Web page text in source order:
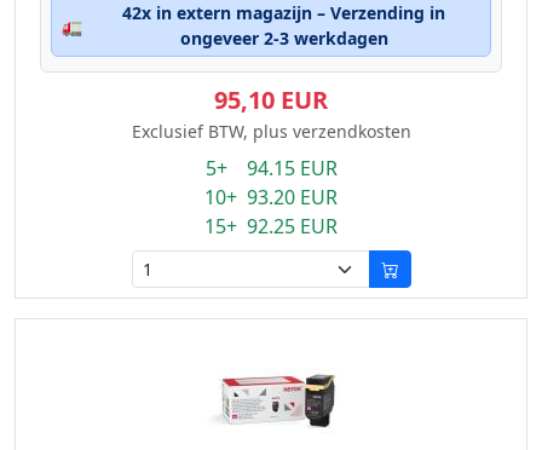
🚛
42x in extern magazijn – Verzending in
ongeveer 2-3 werkdagen
95,10 EUR
Exclusief BTW, plus verzendkosten
5+ 94.15 EUR
10+ 93.20 EUR
15+ 92.25 EUR